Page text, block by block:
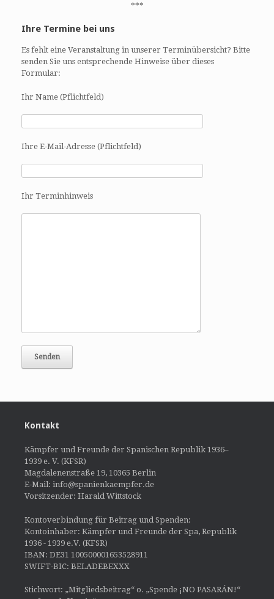
***
Ihre Termine bei uns
Es fehlt eine Veranstaltung in unserer Terminübersicht? Bitte
senden Sie uns entsprechende Hinweise über dieses
Formular:
Ihr Name (Pflichtfeld)
Ihre E-Mail-Adresse (Pflichtfeld)
Ihr Terminhinweis
Kontakt
Kämpfer und Freunde der Spanischen Republik 1936–
1939 e. V. (KFSR)
Magdalenenstraße 19, 10365 Berlin
E-Mail: info@spanienkaempfer.de
Vorsitzender: Harald Wittstock
Kontoverbindung für Beitrag und Spenden:
Kontoinhaber: Kämpfer und Freunde der Spa, Republik
1936 - 1939 e.V. (KFSR)
IBAN: DE31 100500001653528911
SWIFT-BIC: BELADEBEXXX
Stichwort: „Mitgliedsbeitrag“ o. „Spende ¡NO PASARÁN!“